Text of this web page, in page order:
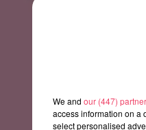
We and our (447)
access information on a
select personalised